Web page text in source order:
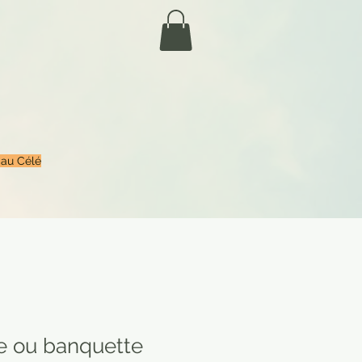
Célé
ou banquette